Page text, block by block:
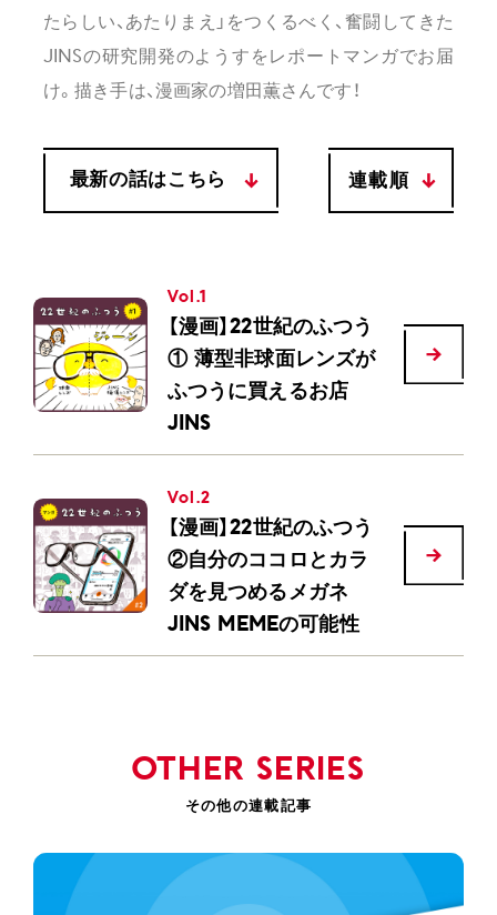
たらしい、あたりまえ」をつくるべく、奮闘してきた
JINSの研究開発のようすをレポートマンガでお届
け。描き手は、漫画家の増田薫さんです！
最新の話はこちら 連載順
最新順
Vol.1
【漫画】22世紀のふつう
① 薄型非球面レンズが
ふつうに買えるお店
JINS
Vol.2
【漫画】22世紀のふつう
②自分のココロとカラ
ダを見つめるメガネ
JINS MEMEの可能性
OTHER SERIES